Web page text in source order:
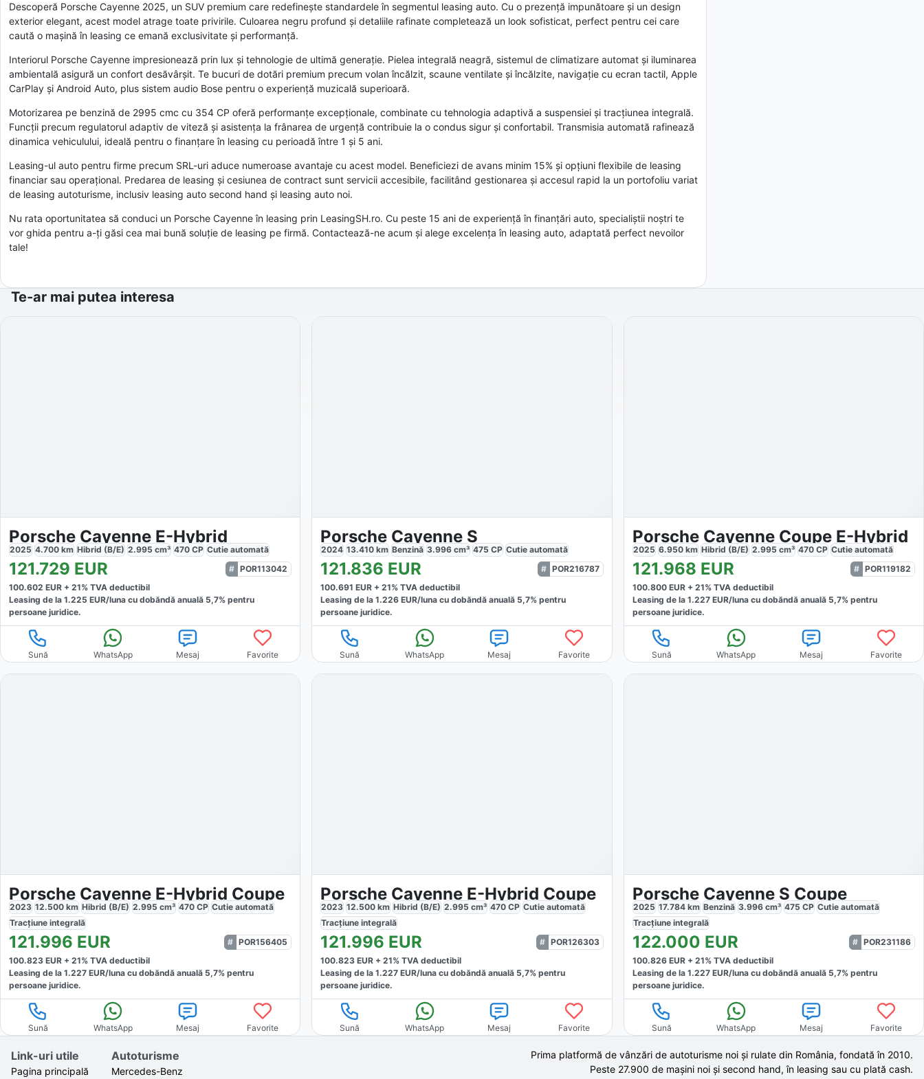
Descoperă Porsche Cayenne 2025, un SUV premium care redefinește standardele în segmentul leasing auto. Cu o prezență impunătoare și un design
exterior elegant, acest model atrage toate privirile. Culoarea negru profund și detaliile rafinate completează un look sofisticat, perfect pentru cei care
caută o mașină în leasing ce emană exclusivitate și performanță.
Interiorul Porsche Cayenne impresionează prin lux și tehnologie de ultimă generație. Pielea integrală neagră, sistemul de climatizare automat și iluminarea
ambientală asigură un confort desăvârșit. Te bucuri de dotări premium precum volan încălzit, scaune ventilate și încălzite, navigație cu ecran tactil, Apple
CarPlay și Android Auto, plus sistem audio Bose pentru o experiență muzicală superioară.
Motorizarea pe benzină de 2995 cmc cu 354 CP oferă performanțe excepționale, combinate cu tehnologia adaptivă a suspensiei și tracțiunea integrală.
Funcții precum regulatorul adaptiv de viteză și asistența la frânarea de urgență contribuie la o condus sigur și confortabil. Transmisia automată rafinează
dinamica vehiculului, ideală pentru o finanțare în leasing cu perioadă între 1 și 5 ani.
Leasing-ul auto pentru firme precum SRL-uri aduce numeroase avantaje cu acest model. Beneficiezi de avans minim 15% și opțiuni flexibile de leasing
financiar sau operațional. Predarea de leasing și cesiunea de contract sunt servicii accesibile, facilitând gestionarea și accesul rapid la un portofoliu variat
de leasing autoturisme, inclusiv leasing auto second hand și leasing auto noi.
Nu rata oportunitatea să conduci un Porsche Cayenne în leasing prin LeasingSH.ro. Cu peste 15 ani de experiență în finanțări auto, specialiștii noștri te
vor ghida pentru a-ți găsi cea mai bună soluție de leasing pe firmă. Contactează-ne acum și alege excelența în leasing auto, adaptată perfect nevoilor
tale!
Te-ar mai putea interesa
Porsche Cayenne E-Hybrid
2025 4.700 km Hibrid (B/E) 2.995 cm³ 470 CP Cutie automată
121.729 EUR
POR113042
100.602 EUR + 21% TVA deductibil
Leasing de la 1.225 EUR/luna cu dobăndă anuală 5,7% pentru
persoane juridice.
Sună WhatsApp Mesaj Favorite
Porsche Cayenne S
2024 13.410 km Benzină 3.996 cm³ 475 CP Cutieautomată
121.836 EUR
POR216787
100.691 EUR +21% TVA deductibil
Leasing de la1.226 EUR/luna cu dobăndă anuală 5,7% pentru
persoane juridice.
Sună WhatsApp Mesaj Favorite
Porsche Cayenne Coupe E-Hybrid
2025 6.950km Hibrid (B/E) 2.995 cm³ 470CP Cutie automată
121.968 EUR
POR119182
100.800EUR + 21% TVA deductibil
Leasing de la 1.227EUR/lunacu dobăndă anuală 5,7% pentru
persoane juridice.
Sună WhatsApp Mesaj Favorite
Porsche Cayenne E-Hybrid Coupe
2023 12.500 km Hibrid (B/E) 2.995 cm³ 470 CP Cutie automată
Tracțiune integrală
121.996 EUR
POR156405
100.823 EUR + 21% TVA deductibil
Leasing de la 1.227 EUR/luna cu dobăndă anuală 5,7% pentru
persoane juridice.
Sună WhatsApp Mesaj Favorite
Porsche Cayenne E-Hybrid Coupe
2023 12.500 km Hibrid (B/E) 2.995 cm³ 470 CP Cutieautomată
Tracțiuneintegrală
121.996 EUR
POR126303
100.823 EUR +21% TVA deductibil
Leasing de la1.227 EUR/luna cu dobăndă anuală 5,7% pentru
persoane juridice.
Sună WhatsApp Mesaj Favorite
Porsche Cayenne S Coupe
2025 17.784km Benzină 3.996cm³ 475 CP Cutie automată
Tracțiune integrală
122.000 EUR
POR231186
100.826EUR + 21% TVA deductibil
Leasing de la 1.227EUR/lunacu dobăndă anuală 5,7% pentru
persoane juridice.
Sună WhatsApp Mesaj Favorite
Prima platformă de vânzări de autoturisme noi și rulate din România, fondată în 2010.
Peste 27.900 de mașini noi și second hand,în leasing sau cu plată cash.
Link-uri utile
Pagina principală
Autoturisme
Mercedes-Benz